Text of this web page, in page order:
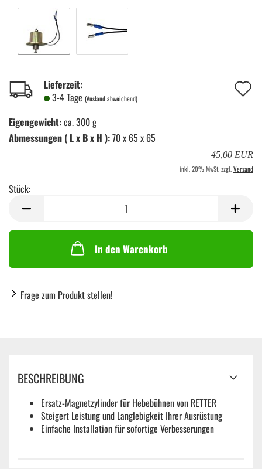
Lieferzeit:
3-4 Tage (Ausland abweichend)
Eigengewicht:ca. 300 g
Abmessungen ( L x B x H ):70 x 65 x 65
45,00 EUR
inkl. 20% MwSt. zzgl.Versand
Stück:
In den Warenkorb
Frage zum Produkt stellen!
BESCHREIBUNG
Ersatz-Magnetzylinder für Hebebühnen von RETTER
Steigert Leistung und Langlebigkeit Ihrer Ausrüstung
Einfache Installation für sofortige Verbesserungen